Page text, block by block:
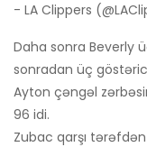
- LA Clippers
Daha sonra Beverly
sonradan üç
Ayton çəngəl
96 idi.
Zubac qarşı